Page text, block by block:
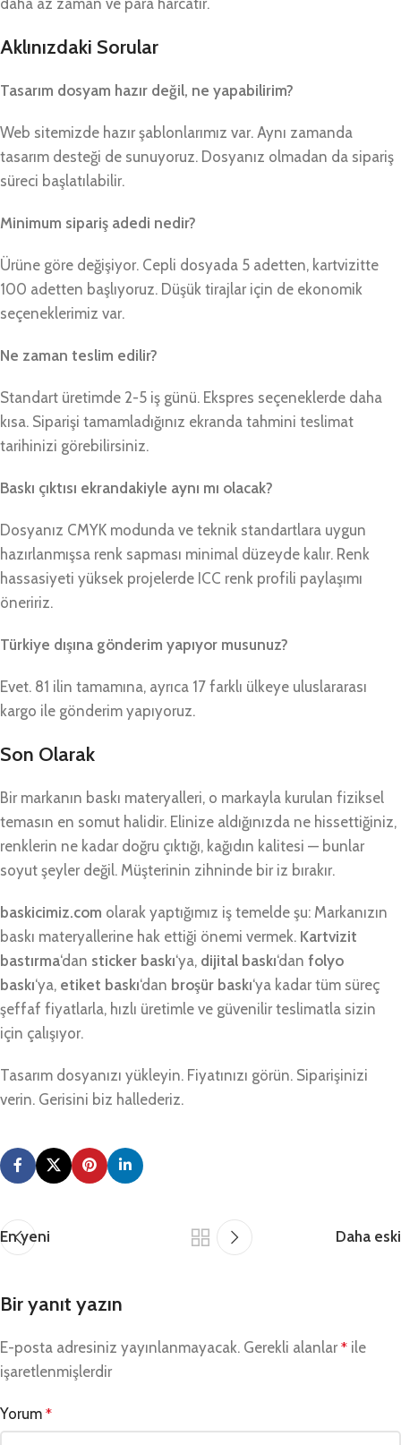
Aklınızdaki Sorular
Tasarım dosyam hazır değil, ne yapabilirim?
Web sitemizde hazır şablonlarımız var. Aynı zamanda
tasarım desteği de sunuyoruz. Dosyanız olmadan da sipariş
süreci başlatılabilir.
Minimum sipariş adedi nedir?
Ürüne göre değişiyor. Cepli dosyada 5 adetten, kartvizitte
100 adetten başlıyoruz. Düşük tirajlar için de ekonomik
seçeneklerimiz var.
Ne zaman teslim edilir?
Standart üretimde 2-5 iş günü. Ekspres seçeneklerde daha
kısa. Siparişi tamamladığınız ekranda tahmini teslimat
tarihinizi görebilirsiniz.
Baskı çıktısı ekrandakiyle aynı mı olacak?
Dosyanız CMYK modunda ve teknik standartlara uygun
hazırlanmışsa renk sapması minimal düzeyde kalır. Renk
hassasiyeti yüksek projelerde ICC renk profili paylaşımı
öneririz.
Türkiye dışına gönderim yapıyor musunuz?
Evet. 81 ilin tamamına, ayrıca 17 farklı ülkeye uluslararası
kargo ile gönderim yapıyoruz.
Son Olarak
Bir markanın baskı materyalleri, o markayla kurulan fiziksel
temasın en somut halidir. Elinize aldığınızda ne hissettiğiniz,
renklerin ne kadar doğru çıktığı, kağıdın kalitesi — bunlar
soyut şeyler değil. Müşterinin zihninde bir iz bırakır.
baskicimiz.com olarak yaptığımız iş temelde şu: Markanızın
baskı materyallerine hak ettiği önemi vermek. Kartvizit
bastırma‘dan sticker baskı‘ya, dijital baskı‘dan folyo
baskı‘ya, etiket baskı‘dan broşür baskı‘ya kadar tüm süreç
şeffaf fiyatlarla, hızlı üretimle ve güvenilir teslimatla sizin
için çalışıyor.
Tasarım dosyanızı yükleyin. Fiyatınızı görün. Siparişinizi
verin. Gerisini biz hallederiz.
En yeni Daha eski
Bir yanıt yazın
E-posta adresiniz yayınlanmayacak. Gerekli alanlar* ile
işaretlenmişlerdir
Yorum *